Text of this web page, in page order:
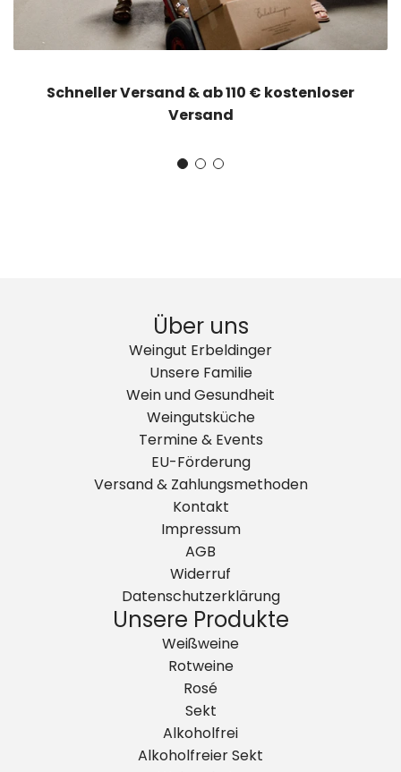
Schneller Versand & ab 110 € kostenloser
Versand
Über uns
Weingut Erbeldinger
Unsere Familie
Wein und Gesundheit
Weingutsküche
Termine & Events
EU-Förderung
Versand & Zahlungsmethoden
Kontakt
Impressum
AGB
Widerruf
Datenschutzerklärung
Unsere Produkte
Weißweine
Rotweine
Rosé
Sekt
Alkoholfrei
Alkoholfreier Sekt